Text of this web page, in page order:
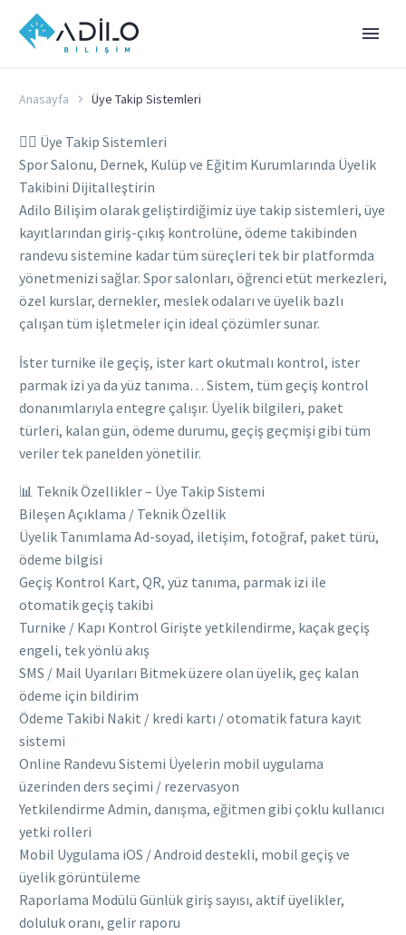
Anasayfa Üye Takip Sistemleri
🧍‍♂️ Üye Takip Sistemleri
Spor Salonu, Dernek, Kulüp ve Eğitim Kurumlarında Üyelik
Takibini Dijitalleştirin
Adilo Bilişim olarak geliştirdiğimiz üye takip sistemleri, üye
kayıtlarından giriş-çıkış kontrolüne, ödeme takibinden
randevu sistemine kadar tüm süreçleri tek bir platformda
yönetmenizi sağlar. Spor salonları, öğrenci etüt merkezleri,
özel kurslar, dernekler, meslek odaları ve üyelik bazlı
çalışan tüm işletmeler için ideal çözümler sunar.
İster turnike ile geçiş, ister kart okutmalı kontrol, ister
parmak izi ya da yüz tanıma… Sistem, tüm geçiş kontrol
donanımlarıyla entegre çalışır. Üyelik bilgileri, paket
türleri, kalan gün, ödeme durumu, geçiş geçmişi gibi tüm
veriler tek panelden yönetilir.
📊 Teknik Özellikler – Üye Takip Sistemi
Bileşen Açıklama / Teknik Özellik
Üyelik Tanımlama Ad-soyad, iletişim, fotoğraf, paket türü,
ödeme bilgisi
Geçiş Kontrol Kart, QR, yüz tanıma, parmak izi ile
otomatik geçiş takibi
Turnike / Kapı Kontrol Girişte yetkilendirme, kaçak geçiş
engeli, tek yönlü akış
SMS / Mail Uyarıları Bitmek üzere olan üyelik, geç kalan
ödeme için bildirim
Ödeme Takibi Nakit / kredi kartı / otomatik fatura kayıt
sistemi
Online Randevu Sistemi Üyelerin mobil uygulama
üzerinden ders seçimi / rezervasyon
Yetkilendirme Admin, danışma, eğitmen gibi çoklu kullanıcı
yetki rolleri
Mobil Uygulama iOS / Android destekli, mobil geçiş ve
üyelik görüntüleme
Raporlama Modülü Günlük giriş sayısı, aktif üyelikler,
doluluk oranı, gelir raporu